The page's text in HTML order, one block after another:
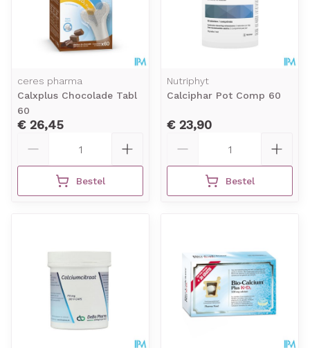
ceres pharma
Calxplus Chocolade Tabl
60
€ 26,45
Bestel
Nutriphyt
Calciphar Pot Comp 60
€ 23,90
Bestel